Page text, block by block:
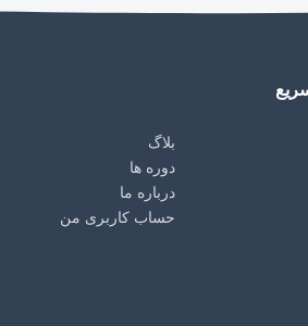
بلاگ
دوره ها
درباره ما
حساب کاربری من